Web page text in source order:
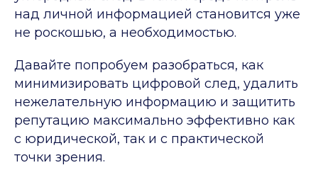
над личной информацией становится уже
не роскошью, а необходимостью.
Давайте попробуем разобраться, как
минимизировать цифровой след, удалить
нежелательную информацию и защитить
репутацию максимально эффективно как
с юридической, так и с практической
точки зрения.